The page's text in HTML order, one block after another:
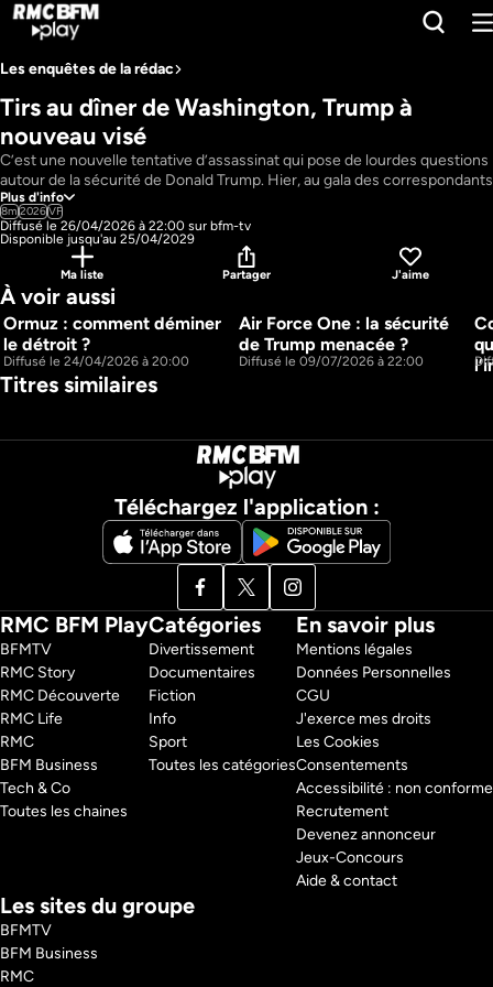
Les enquêtes de la rédac
Tirs au dîner de Washington, Trump à
nouveau visé
C’est une nouvelle tentative d’assassinat qui pose de lourdes questions
autour de la sécurité de Donald Trump. Hier, au gala des correspondants
de la Maison Blanche, le Président américain a de nouveau été la cible
d’un attentat : qui est l’assaillant et comment a-t-il pu forcer le dispositif
de sécurité qui entoure l’homme normalement le plus protégé du
monde ? Les services secrets ont-ils failli ? Le récit de Maël Jeanthon et
Manuella Braun.
Pays : France
Présentateur : Donald Trump
Plus d'info
8m2026VF
Diffusé le 26/04/2026 à 22:00 sur bfm-tv
Disponible jusqu'au 25/04/2029
Ma liste Partager J'aime
À voir aussi
4m
Ormuz : comment déminer
le détroit ?
Diffusé le 24/04/2026 à 20:00
7m
Air Force One : la sécurité
de Trump menacée ?
Diffusé le 09/07/2026 à 22:00
Titres similaires
Téléchargez l'application :
RMC BFM Play
BFMTV
RMC Story
RMC Découverte
RMC Life
RMC
BFM Business
Tech & Co
Toutes les chaines
Catégories
Divertissement
Documentaires
Fiction
Info
Sport
Toutes les catégories
En savoir plus
Mentions légales
Données Personnelles
CGU
J'exerce mes droits
Les Cookies
Consentements
Accessibilité : non conforme
Recrutement
Devenez annonceur
Jeux-Concours
Aide & contact
Les sites du groupe
BFMTV
BFM Business
RMC